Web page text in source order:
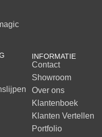
INFORMATIE
Contact
Showroom
Over ons
Klantenboek
Klanten Vertellen
Portfolio